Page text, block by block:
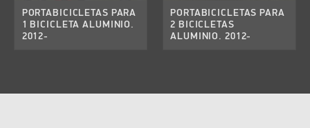
PORTABICICLETAS PARA
1 BICICLETA ALUMINIO.
2012-
PORTABICICLETAS PARA
2 BICICLETAS
ALUMINIO. 2012-